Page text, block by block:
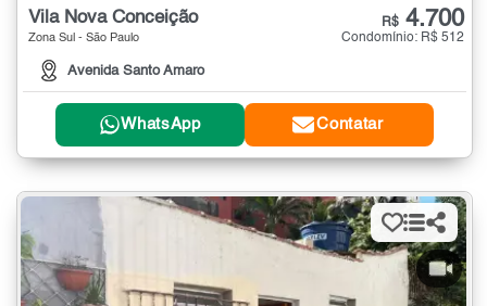
Vila Nova Conceição
Zona Sul - São Paulo
Avenida Santo Amaro
R$ 4.700
Condomínio: R$ 512
WhatsApp Contatar